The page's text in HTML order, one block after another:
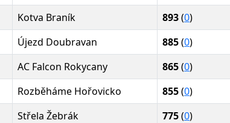
Kotva Braník 893(0)
Újezd Doubravan 885(0)
AC Falcon Rokycany 865(0)
Rozběháme Hořovicko 855(0)
Střela Žebrák 775(0)